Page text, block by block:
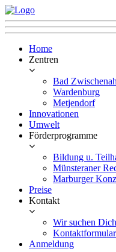
Home
Zentren
Bad
Wardenburg
Metjendorf
Innovationen
Umwelt
Förderprogramme
Bildung u.
Münsteraner
Marburger
Preise
Kontakt
Wir suchen
Kontaktformular
Anmeldung